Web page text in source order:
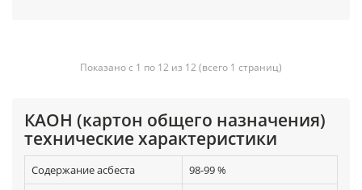
Показано с 1 по 12 из 12 (всего 1 страниц)
КАОН (картон общего назначения)
технические характеристики
Содержание асбеста
98-99 %